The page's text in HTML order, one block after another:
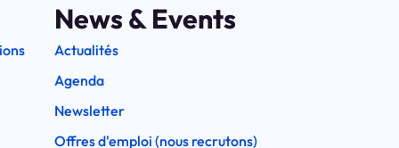
News & Events
Actualités
Agenda
Newsletter
Offres d'emploi (nous recrutons)